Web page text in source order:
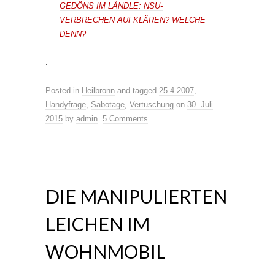
GEDÖNS IM LÄNDLE: NSU-
VERBRECHEN AUFKLÄREN? WELCHE
DENN?
Posted in Heilbronn and tagged 25.4.2007
Handyfrage Sabotage Vertuschung on 30. Juli
2015 by admin 5 Comments
DIE MANIPULIERTEN
LEICHEN IM
WOHNMOBIL